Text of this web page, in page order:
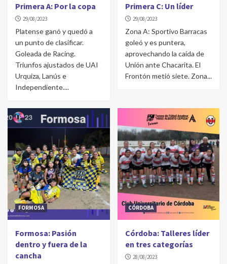
Primera A: Por la copa
29/08/2023
Platense ganó y quedó a
un punto de clasificar.
Goleada de Racing.
Triunfos ajustados de UAI
Urquiza, Lanús e
Independiente....
Primera C: Un líder
29/08/2023
Zona A: Sportivo Barracas
goleó y es puntera,
aprovechando la caída de
Unión ante Chacarita. El
Frontón metió siete. Zona...
FORMOSA
Formosa: Pasión
dentro y fuera de la
cancha
CÓRDOBA
Córdoba: Talleres líder
en tres categorías
28/08/2023